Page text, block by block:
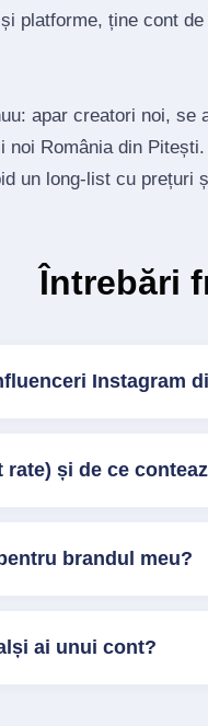
platforme, ține cont
apar creatori noi,
România din
un long‑list cu prețuri
Întrebări
Instagram
rate) și de ce
brandul meu?
ai unui cont?